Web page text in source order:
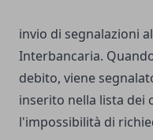
invio di segnalazioni
Interbancaria.
debito, viene
inserito nella lista dei
l'impossibilità di